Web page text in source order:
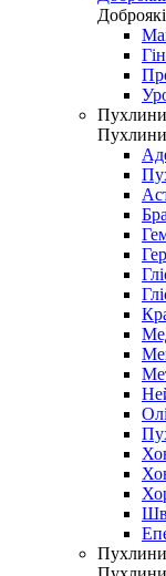
Пухлини
Пухлини
Пухлини